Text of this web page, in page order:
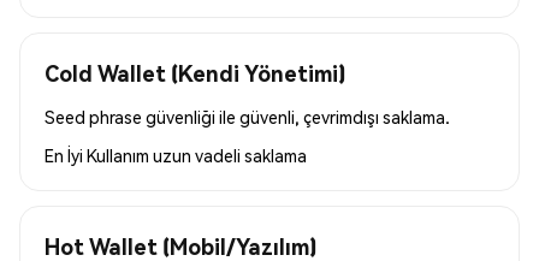
Cold Wallet (Kendi Yönetimi)
Seed phrase güvenliği ile güvenli, çevrimdışı saklama.
En İyi Kullanım uzun vadeli saklama
Hot Wallet (Mobil/Yazılım)